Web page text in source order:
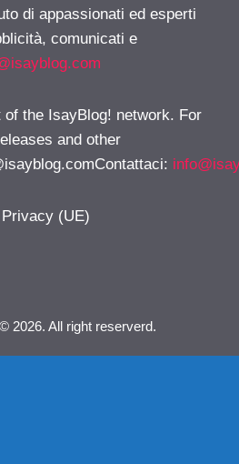
di appassionati ed esperti
comunicati e
the IsayBlog! network. For
and other
:
(UE)
2026. All right reserverd.